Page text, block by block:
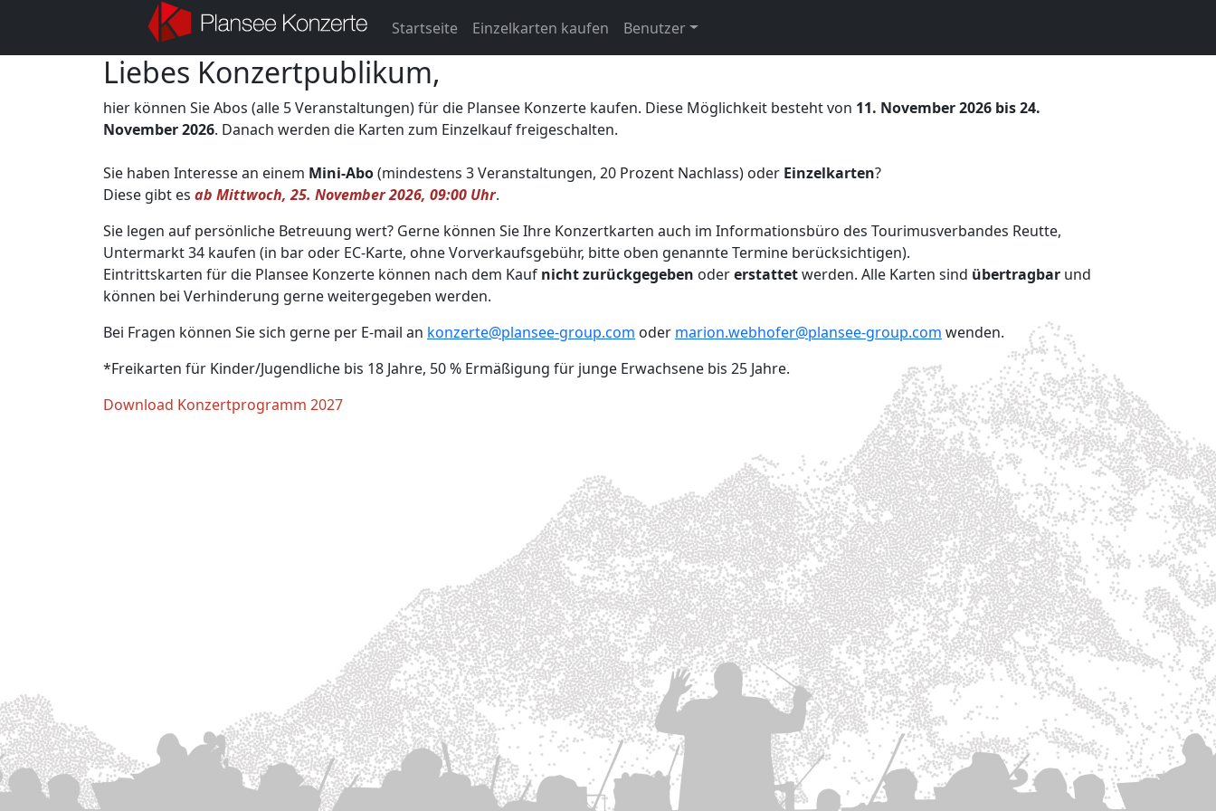
Startseite Einzelkarten kaufen Benutzer
Liebes Konzertpublikum,
hier können Sie Abos (alle 5 Veranstaltungen) für die Plansee Konzerte kaufen. Diese Möglichkeit besteht von 11. November 2026 bis 24.
November 2026. Danach werden die Karten zum Einzelkauf freigeschalten.
Sie haben Interesse an einem Mini-Abo(mindestens 3 Veranstaltungen, 20 Prozent Nachlass) oder Einzelkarten?
Diese gibt es ab Mittwoch, 25. November 2026, 09:00 Uhr.
Sie legen auf persönliche Betreuung wert? Gerne können Sie Ihre Konzertkarten auch im Informationsbüro des Tourimusverbandes Reutte,
Untermarkt 34 kaufen (in bar oder EC-Karte, ohne Vorverkaufsgebühr, bitte oben genannte Termine berücksichtigen).
Eintrittskarten für die Plansee Konzerte können nach dem Kauf nicht zurückgegeben odererstattetwerden. Alle Karten sind übertragbar und
können bei Verhinderung gerne weitergegeben werden.
Bei Fragen können Sie sich gerne per E-mail an konzerte@plansee-group.com oder marion.webhofer@plansee-group.com wenden.
*Freikarten für Kinder/Jugendliche bis 18 Jahre, 50 % Ermäßigung für junge Erwachsene bis 25 Jahre.
Download Konzertprogramm 2027